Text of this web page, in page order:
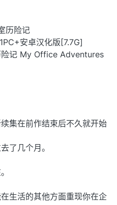
历险记
安卓汉化版[7.7G]
险记 My Office Adventures
集在前作结束后不久就开始
了几个月。
生活的其他方面重现你在企